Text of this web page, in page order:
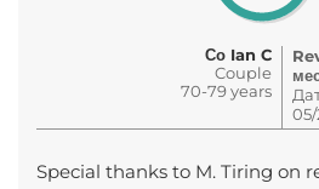
Со Ian C
Couple
70-79 years
Special thanks to M. Tiring on